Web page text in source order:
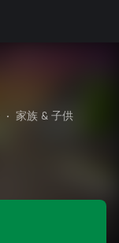
• 家族 & 子供